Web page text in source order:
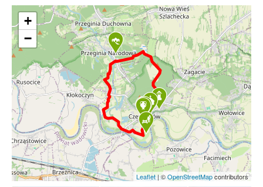
+
−
Leaflet | ©OpenStreetMapcontributors